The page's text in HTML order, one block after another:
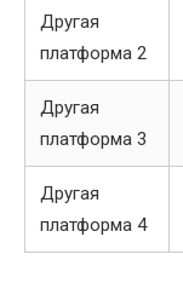
Другая
платформа 2
Другая
платформа 3
Другая
платформа 4